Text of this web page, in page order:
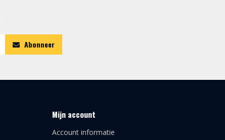
Abonneer
Mijn account
Account informatie